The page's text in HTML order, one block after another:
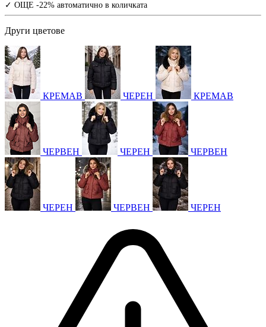
✓ ОЩЕ -22% автоматично в количката
Други цветове
КРЕМАВ ЧЕРЕН КРЕМАВ
ЧЕРВЕН ЧЕРЕН ЧЕРВЕН
ЧЕРЕН ЧЕРВЕН ЧЕРЕН